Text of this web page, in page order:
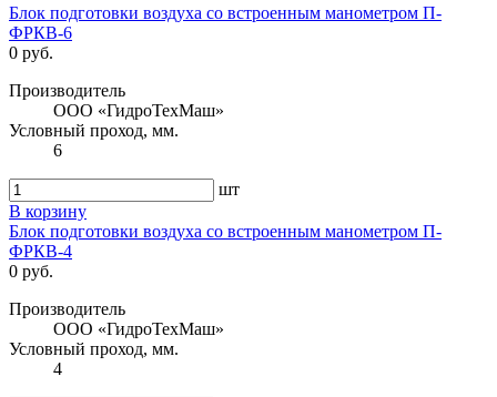
Блок подготовки воздуха со встроенным манометром П-
ФРКВ-6
0 руб.
Производитель
ООО «ГидроТехМаш»
Условный проход, мм.
6
шт
В корзину
Блок подготовки воздуха со встроенным манометром П-
ФРКВ-4
0 руб.
Производитель
ООО «ГидроТехМаш»
Условный проход, мм.
4